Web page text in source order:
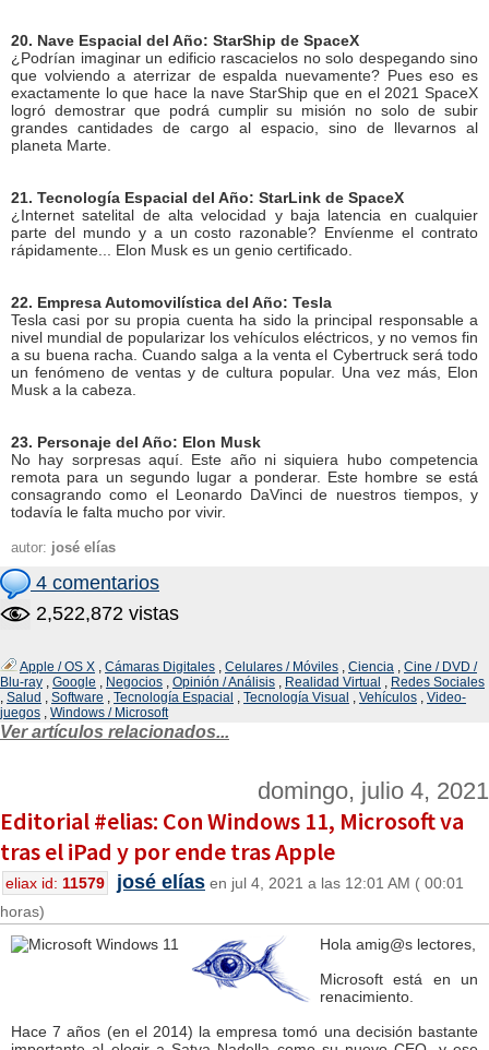
20. Nave Espacial del Año: StarShip de SpaceX
¿Podrían imaginar un edificio rascacielos no solo despegando sino
que volviendo a aterrizar de espalda nuevamente? Pues eso es
exactamente lo que hace la nave StarShip que en el 2021 SpaceX
logró demostrar que podrá cumplir su misión no solo de subir
grandes cantidades de cargo al espacio, sino de llevarnos al
planeta Marte.
21. Tecnología Espacial del Año: StarLink de SpaceX
¿Internet satelital de alta velocidad y baja latencia en cualquier
parte del mundo y a un costo razonable? Envíenme el contrato
rápidamente... Elon Musk es un genio certificado.
22. Empresa Automovilística del Año: Tesla
Tesla casi por su propia cuenta ha sido la principal responsable a
nivel mundial de popularizar los vehículos eléctricos, y no vemos fin
a su buena racha. Cuando salga a la venta el Cybertruck será todo
un fenómeno de ventas y de cultura popular. Una vez más, Elon
Musk a la cabeza.
23. Personaje del Año: Elon Musk
No hay sorpresas aquí. Este año ni siquiera hubo competencia
remota para un segundo lugar a ponderar. Este hombre se está
consagrando como el Leonardo DaVinci de nuestros tiempos, y
todavía le falta mucho por vivir.
autor: josé elías
4 comentarios
2,522,872 vistas
Apple / OS X , Cámaras Digitales , Celulares / Móviles , Ciencia , Cine / DVD /
Blu-ray , Google , Negocios , Opinión / Análisis , Realidad Virtual , Redes Sociales
, Salud , Software , Tecnología Espacial , Tecnología Visual , Vehículos , Video-
juegos , Windows / Microsoft
Ver artículos relacionados...
domingo, julio 4, 2021
Editorial #elias: Con Windows 11, Microsoft va
tras el iPad y por ende tras Apple
eliax id: 11579 josé elías en jul 4, 2021 a las 12:01 AM ( 00:01
horas)
Hola amig@s lectores,
Microsoft está en un
renacimiento.
Hace 7 años (en el 2014) la empresa tomó una decisión bastante